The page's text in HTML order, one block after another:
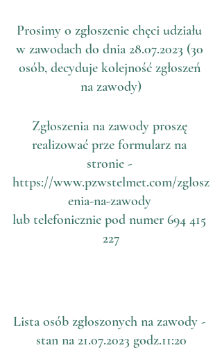
Prosimy o zgłoszenie chęci udziału
w zawodach do dnia 28.07.2023 (30
osób, decyduje kolejność zgłoszeń
na zawody)
Zgłoszenia na zawody proszę
realizować prze formularz na
stronie -
https://www.pzwstelmet.com/zglosz
enia-na-zawody
lub telefonicznie pod numer 694 415
227
Lista osób zgłoszonych na zawody -
stan na 21.07.2023 godz.11:20